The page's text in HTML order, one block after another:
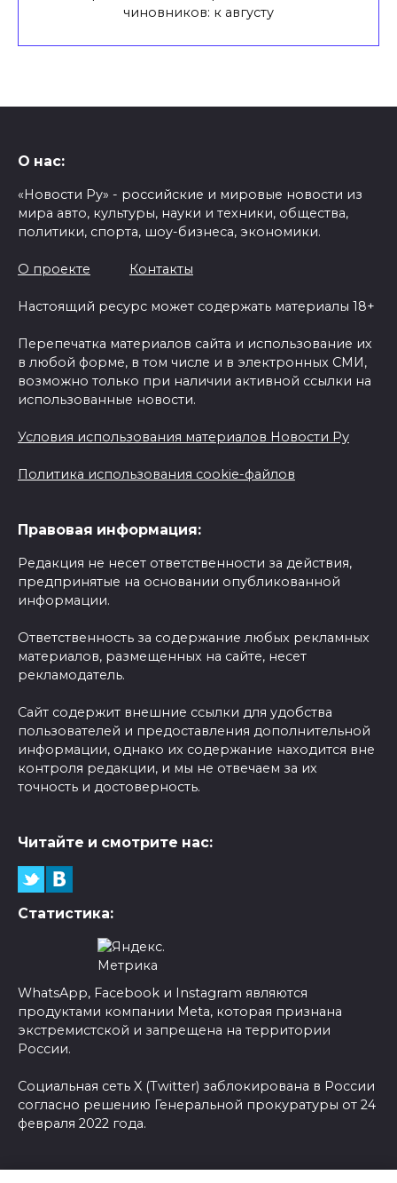
чиновников: к августу
О нас:
«Новости Ру» - российские и мировые новости из
мира авто, культуры, науки и техники, общества,
политики, спорта, шоу-бизнеса, экономики.
О проекте Контакты
Настоящий ресурс может содержать материалы 18+
Перепечатка материалов сайта и использование их
в любой форме, в том числе и в электронных СМИ,
возможно только при наличии активной ссылки на
использованные новости.
Условия использования материалов Новости Ру
Политика использования cookie-файлов
Правовая информация:
Редакция не несет ответственности за действия,
предпринятые на основании опубликованной
информации.
Ответственность за содержание любых рекламных
материалов, размещенных на сайте, несет
рекламодатель.
Сайт содержит внешние ссылки для удобства
пользователей и предоставления дополнительной
информации, однако их содержание находится вне
контроля редакции, и мы не отвечаем за их
точность и достоверность.
Читайте и смотрите нас:
Статистика:
WhatsApp, Facebook и Instagram являются
продуктами компании Meta, которая признана
экстремистской и запрещена на территории
России.
Социальная сеть X (Twitter) заблокирована в России
согласно решению Генеральной прокуратуры от 24
февраля 2022 года.